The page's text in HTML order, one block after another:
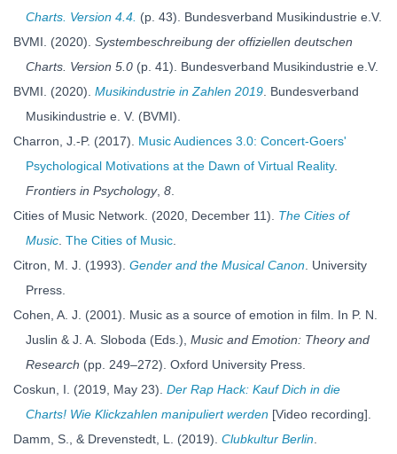
Charts. Version 4.4. (p. 43). Bundesverband Musikindustrie e.V.
BVMI. (2020). Systembeschreibung der offiziellen deutschen
Charts. Version 5.0 (p. 41). Bundesverband Musikindustrie e.V.
BVMI. (2020). Musikindustrie in Zahlen 2019 . Bundesverband
Musikindustrie e. V. (BVMI).
Charron, J.-P. (2017). Music Audiences 3.0: Concert-Goers'
Psychological Motivations at the Dawn of Virtual Reality.
Frontiers in Psychology, 8
Cities of Music Network. (2020, December 11). The Cities of
Music The Cities of Music
Citron, M. J. (1993). Gender and the Musical Canon . University
Prress.
Cohen, A. J. (2001). Music as a source of emotion in film. In P. N.
Juslin & J. A. Sloboda (Eds.), Music and Emotion: Theory and
Research (pp. 249–272). Oxford University Press.
Coskun, I. (2019, May 23). Der Rap Hack: Kauf Dich in die
Charts! Wie Klickzahlen manipuliert werden [Video recording].
Damm, S., & Drevenstedt, L. (2019). Clubkultur Berlin